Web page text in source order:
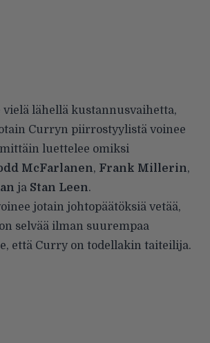
vielä lähellä kustannusvaihetta,
Curryn piirrostyylistä voinee
luettelee omiksi
McFarlanen, Frank Millerin,
ja Stan Leen.
jotain johtopäätöksiä vetää,
selvää ilman suurempaa
että Curry on todellakin taiteilija.